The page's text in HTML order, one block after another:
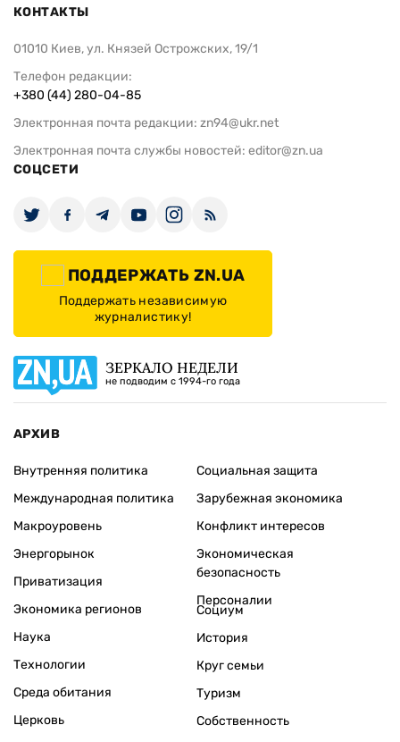
КОНТАКТЫ
01010 Киев, ул. Князей Острожских, 19/1
Телефон редакции:
+380 (44) 280-04-85
Электронная почта редакции: zn94@ukr.net
Электронная почта службы новостей: editor@zn.ua
СОЦСЕТИ
ПОДДЕРЖАТЬ ZN.UA
Поддержать независимую
журналистику!
ЗЕРКАЛО НЕДЕЛИ
не подводим с 1994-го года
АРХИВ
Внутренняя политика
Международная политика
Макроуровень
Энергорынок
Приватизация
Экономика регионов
Социальная защита
Зарубежная экономика
Конфликт интересов
Экономическая
безопасность
Персоналии
Наука
Технологии
Среда обитания
Церковь
Социум
История
Круг семьи
Туризм
Собственность